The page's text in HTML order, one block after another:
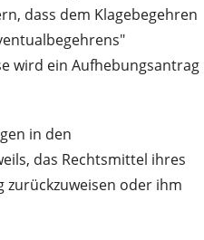
dass dem Klagebegehren
wird ein Aufhebungsantrag
in den
das Rechtsmittel ihres
zurückzuweisen oder ihm